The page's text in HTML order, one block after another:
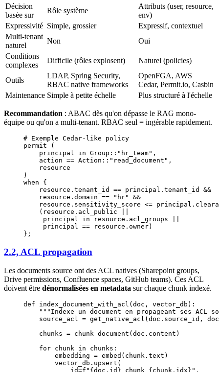
Décision
basée sur
Rôle système
Attributs (user, resource,
env)
Expressivité Simple, grossier
Expressif, contextuel
Multi-tenant
naturel
Non
Oui
Conditions
complexes
Difficile (rôles explosent) Naturel (policies)
Outils
LDAP, Spring Security,
RBAC native frameworks
OpenFGA, AWS
Cedar, Permit.io, Casbin
Maintenance Simple à petite échelle Plus structuré à l'échelle
Recommandation : ABAC dès qu'on dépasse le RAG mono-
équipe ou qu'on a multi-tenant. RBAC seul = ingérable rapidement.
# Exemple Cedar-like policy
permit (
    principal in Group::"hr_team",
    action == Action::"read_document",
    resource
)
when {
    resource.tenant_id == principal.tenant_id &&
    resource.domain == "hr" &&
resource.sensitivity_score <=
    (resource.acl_public ||
     principal in resource.acl_groups ||
     principal == resource.owner)
};
2.2, ACL propagation
Les documents source ont des ACL natives (Sharepoint groups,
Drive permissions, Confluence spaces, GitHub teams). Ces ACL
doivent être dénormalisées en metadata sur chaque chunk indexé.
def index_document_with_acl (doc, vector_db):
"""Indexe un document en propageant ses ACL
    source_acl
= get_native_acl(doc.source_id,
    chunks
= chunk_document(doc.content)
    for
chunk in chunks:
        embedding
= embed(chunk.text)
        vector_db.upsert(
            id
=f " { doc.id } _chunk_ { chunk.idx } " ,